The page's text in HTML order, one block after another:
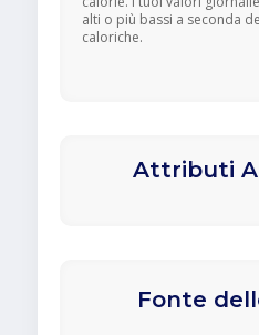
alti o più bassi a seconda
caloriche.
Attributi
Fonte